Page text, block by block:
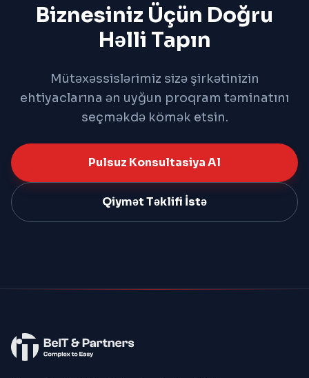
Biznesiniz Üçün Doğru
Həlli Tapın
Mütəxəssislərimiz sizə şirkətinizin
ehtiyaclarına ən uyğun proqram təminatını
seçməkdə kömək etsin.
Pulsuz Konsultasiya Al
Qiymət Təklifi İstə